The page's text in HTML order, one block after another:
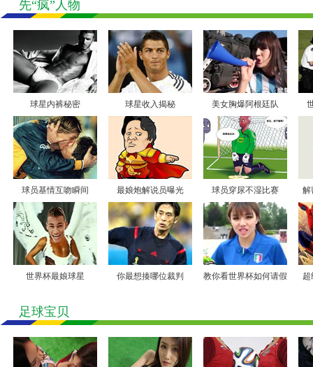
6.24
6.25
6.26
6.27
6.28
6.29
6.30
7.01
7.02
7.03
7.04
7.05
7.07
7.08
先“疯”人物
球星内裤秘密 球星收入揭秘 美女胸爆阿根廷队
球员基情互吻瞬间 最娘炮解说员曝光 球员穿尿不湿比赛 解
世界杯最娘球星 你最想揍哪位裁判 教你看世界杯如何请假 超
足球宝贝